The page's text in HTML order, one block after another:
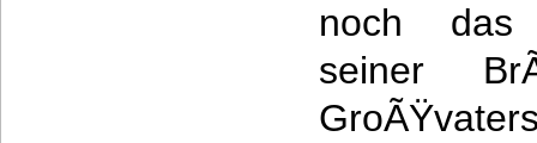
noch das
seiner